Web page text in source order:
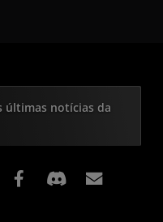
últimas notícias da
Facebook